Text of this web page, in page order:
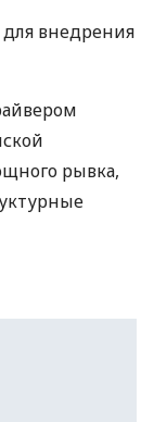
для внедрения
рывка,